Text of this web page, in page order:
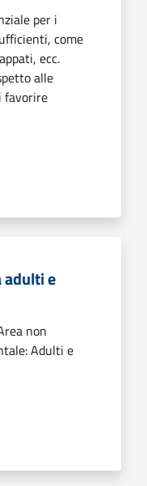
per i
come
ecc.
alle
favorire
adulti e
non
Adulti e